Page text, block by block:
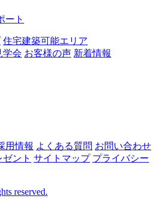
ート
住宅建築可能エリア
学会 お客様の声 新着情報
用情報 よくある質問 お問い合わせ
ント サイトマップ プライバシー
reserved.